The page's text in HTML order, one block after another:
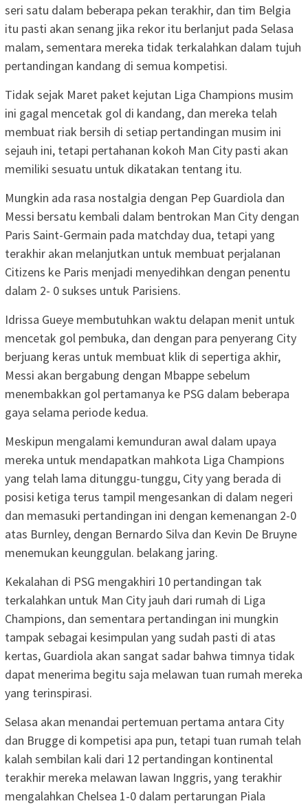
seri satu dalam beberapa pekan terakhir, dan tim Belgia
itu pasti akan senang jika rekor itu berlanjut pada Selasa
malam, sementara mereka tidak terkalahkan dalam tujuh
pertandingan kandang di semua kompetisi.
Tidak sejak Maret paket kejutan Liga Champions musim
ini gagal mencetak gol di kandang, dan mereka telah
membuat riak bersih di setiap pertandingan musim ini
sejauh ini, tetapi pertahanan kokoh Man City pasti akan
memiliki sesuatu untuk dikatakan tentang itu.
Mungkin ada rasa nostalgia dengan Pep Guardiola dan
Messi bersatu kembali dalam bentrokan Man City dengan
Paris Saint-Germain pada matchday dua, tetapi yang
terakhir akan melanjutkan untuk membuat perjalanan
Citizens ke Paris menjadi menyedihkan dengan penentu
dalam 2- 0 sukses untuk Parisiens.
Idrissa Gueye membutuhkan waktu delapan menit untuk
mencetak gol pembuka, dan dengan para penyerang City
berjuang keras untuk membuat klik di sepertiga akhir,
Messi akan bergabung dengan Mbappe sebelum
menembakkan gol pertamanya ke PSG dalam beberapa
gaya selama periode kedua.
Meskipun mengalami kemunduran awal dalam upaya
mereka untuk mendapatkan mahkota Liga Champions
yang telah lama ditunggu-tunggu, City yang berada di
posisi ketiga terus tampil mengesankan di dalam negeri
dan memasuki pertandingan ini dengan kemenangan 2-0
atas Burnley, dengan Bernardo Silva dan Kevin De Bruyne
menemukan keunggulan. belakang jaring.
Kekalahan di PSG mengakhiri 10 pertandingan tak
terkalahkan untuk Man City jauh dari rumah di Liga
Champions, dan sementara pertandingan ini mungkin
tampak sebagai kesimpulan yang sudah pasti di atas
kertas, Guardiola akan sangat sadar bahwa timnya tidak
dapat menerima begitu saja melawan tuan rumah mereka
yang terinspirasi.
Selasa akan menandai pertemuan pertama antara City
dan Brugge di kompetisi apa pun, tetapi tuan rumah telah
kalah sembilan kali dari 12 pertandingan kontinental
terakhir mereka melawan lawan Inggris, yang terakhir
mengalahkan Chelsea 1-0 dalam pertarungan Piala